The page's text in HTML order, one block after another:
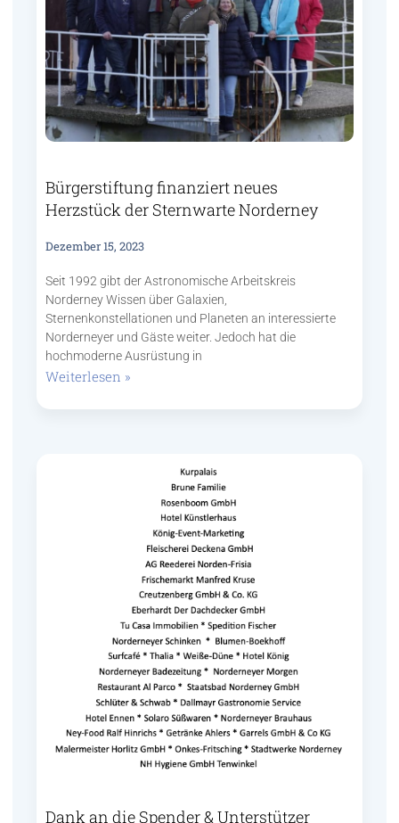
Bürgerstiftung finanziert neues
Herzstück der Sternwarte Norderney
Dezember 15, 2023
Seit 1992 gibt der Astronomische Arbeitskreis
Norderney Wissen über Galaxien,
Sternenkonstellationen und Planeten an interessierte
Norderneyer und Gäste weiter. Jedoch hat die
hochmoderne Ausrüstung in
Weiterlesen »
Dank an die Spender & Unterstützer